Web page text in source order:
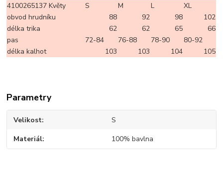
4100265137 Květy
S M L
XL
obvod hrudníku
88 92 98
102
délka trika
62 62 65
66
pas
72-84 76-88 78-90
80-92
délka kalhot
103 103 104 105
Parametry
Velikost S
Materiál 100% bavlna